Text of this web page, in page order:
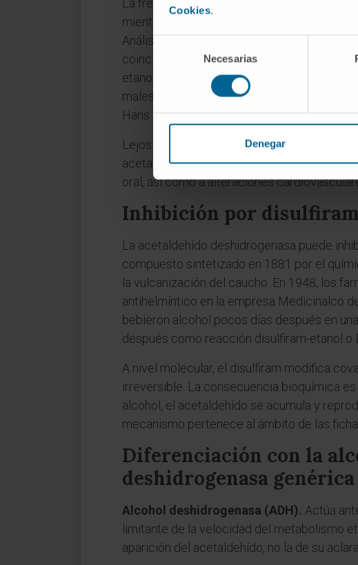
Cookies.
Selección
consentimiento
Necesarias
Denegar
La frecuencia de este alelo es muy
mientras que alcanza el 30-50 % en el este
Análisis de haplotipos sugieren que la
coincidiendo aproximadamente con el
etanol provoca una acumulación rápida de
malestar. Es el cuadro popularmente
Hans Werner Goedde y Tsuneyuki Yoshida
Lejos de ser un detalle anecdótico, la
acetaldehído en portadores que
oral, así como a alteraciones
Inhibición por disulfiram
La acetaldehído deshidrogenasa puede
compuesto sintetizado en 1881 por el
la vulcanización del caucho. En 1948, los
antihelmíntico en la empresa Medicinalco
bebieron alcohol pocos días después en
después como reacción disulfiram-etanol
A nivel molecular, el disulfiram modifica
irreversible. La consecuencia bioquímica
alcohol, el acetaldehído se acumula y
mecanismo pertenece al ámbito de las
Diferenciación con la
deshidrogenasa genérica
Alcohol deshidrogenasa (ADH). Actúa
limitante de la velocidad del metabolismo
aparición del acetaldehído, no la de su